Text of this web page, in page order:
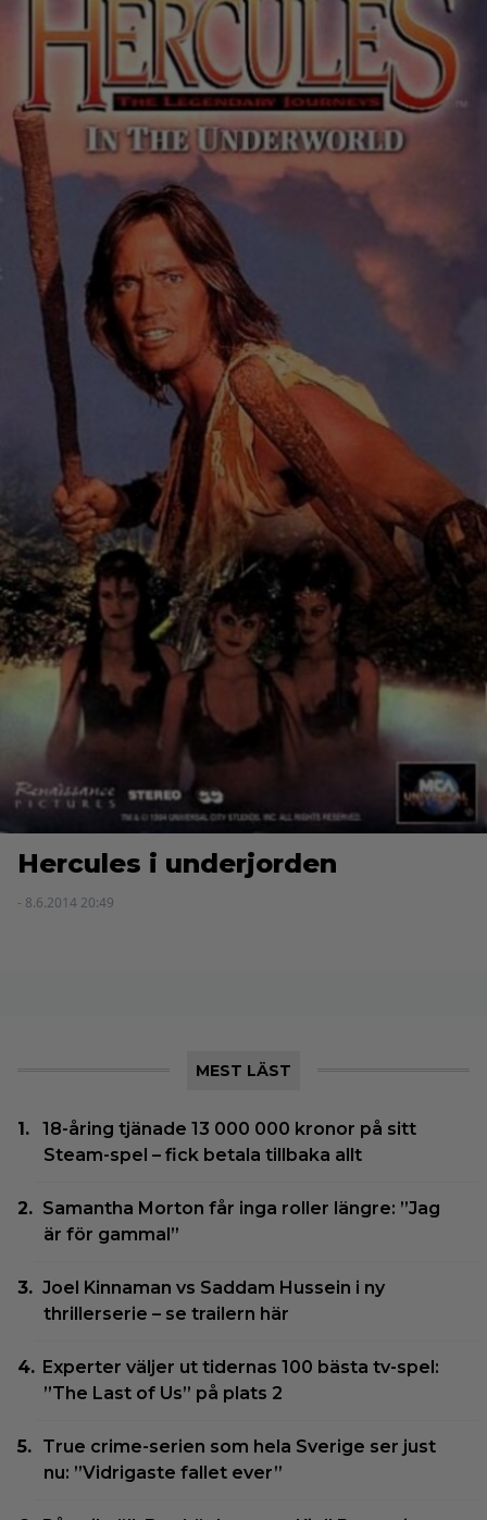
Hercules i underjorden
- 8.6.2014 20:49
MEST LÄST
18-åring tjänade 13 000 000 kronor på sitt
Steam-spel – fick betala tillbaka allt
Samantha Morton får inga roller längre: ”Jag
är för gammal”
Joel Kinnaman vs Saddam Hussein i ny
thrillerserie – se trailern här
Experter väljer ut tidernas 100 bästa tv-spel:
”The Last of Us” på plats 2
True crime-serien som hela Sverige ser just
nu: ”Vidrigaste fallet ever”